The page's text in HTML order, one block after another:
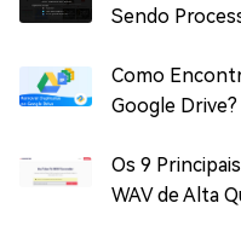
Sendo
Como
Google Drive?
Os 9
WAV de Alta